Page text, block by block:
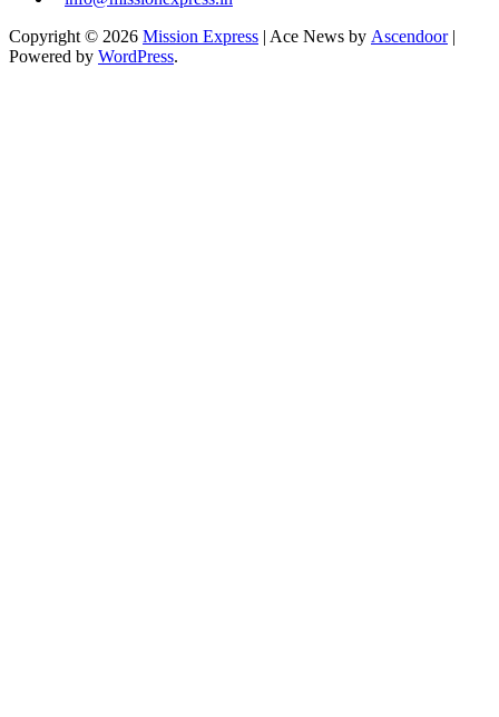
Copyright © 2026 Mission Express | Ace News by Ascendoor|
Powered by WordPress.